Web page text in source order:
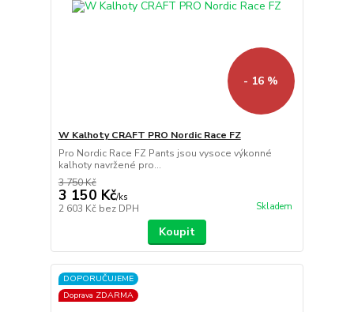
- 16 %
W Kalhoty CRAFT PRO Nordic Race FZ
Pro Nordic Race FZ Pants jsou vysoce výkonné
kalhoty navržené pro...
3 750 Kč
3 150 Kč/ks
2 603 Kč bez DPH Skladem
Koupit
DOPORUČUJEME
Doprava ZDARMA